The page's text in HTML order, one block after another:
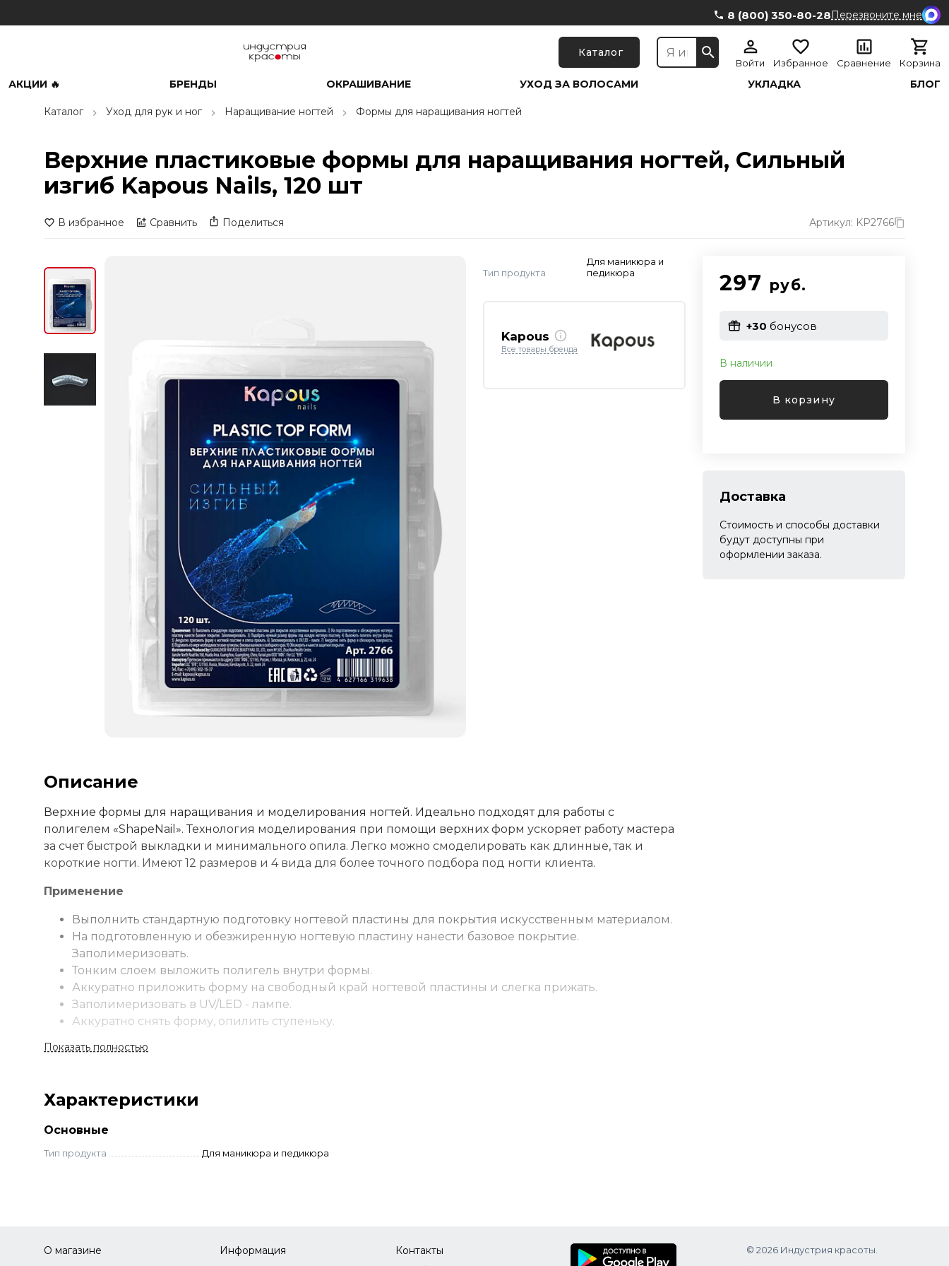
8 (800) 350-80-28Перезвоните мне
Каталог
Войти Избранное Сравнение Корзина
АКЦИИ 🔥 БРЕНДЫ ОКРАШИВАНИЕ УХОД ЗА ВОЛОСАМИ УКЛАДКА БЛОГ
Каталог Уход для рук и ног Наращивание ногтей Формы для наращивания ногтей
Верхние пластиковые формы для наращивания ногтей, Cильный
изгиб Kapous Nails, 120 шт
В избранное Сравнить Поделиться Артикул: KP2766
Тип продукта
Для маникюра и
педикюра
Kapous
Все товары бренда
297 руб.
+30 бонусов
В наличии
В корзину
Доставка
Стоимость и способы доставки
будут доступны при
оформлении заказа.
Описание
Верхние формы для наращивания и моделирования ногтей. Идеально подходят для работы с
полигелем «ShapeNail». Технология моделирования при помощи верхних форм ускоряет работу мастера
за счет быстрой выкладки и минимального опила. Легко можно смоделировать как длинные, так и
короткие ногти. Имеют 12 размеров и 4 вида для более точного подбора под ногти клиента.
Применение
Выполнить стандартную подготовку ногтевой пластины для покрытия искусственным материалом.
На подготовленную и обезжиренную ногтевую пластину нанести базовое покрытие.
Заполимеризовать.
Тонким слоем выложить полигель внутри формы.
Аккуратно приложить форму на свободный край ногтевой пластины и слегка прижать.
Заполимеризовать в UV/LED - лампе.
Аккуратно снять форму, опилить ступеньку.
Заполимеризовать.
Показать полностью
Характеристики
Основные
Тип продукта Для маникюра и педикюра
О магазине Информация Контакты
© 2026 Индустрия красоты.